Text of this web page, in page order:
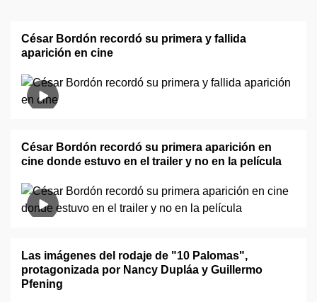
César Bordón recordó su primera y fallida
aparición en cine
César Bordón recordó su primera aparición en
cine donde estuvo en el trailer y no en la película
Las imágenes del rodaje de "10 Palomas",
protagonizada por Nancy Dupláa y Guillermo
Pfening